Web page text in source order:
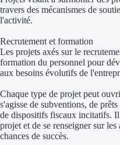
travers des mécanismes de
l'activité.
Recrutement et formation
Les projets axés sur le
formation du personnel pour
aux besoins évolutifs de
Chaque type de projet peut
s'agisse de subventions, de
de dispositifs fiscaux incitatifs.
projet et de se renseigner sur
chances de succès.